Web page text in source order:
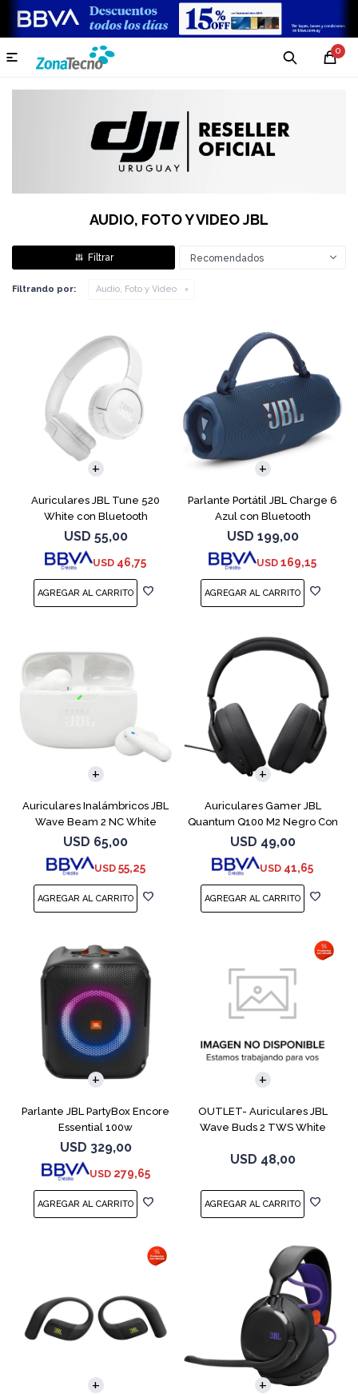
0

AUDIO, FOTO Y VIDEO JBL
Recomendados
Filtrando por: Audio, Foto y Video
Auriculares JBL Tune 520
White con Bluetooth
USD 55,00
USD 46,75
Parlante Portátil JBL Charge 6
Azul con Bluetooth
USD 199,00
USD 169,15
Auriculares Inalámbricos JBL
Wave Beam 2 NC White
USD 65,00
USD 55,25
Auriculares Gamer JBL
Quantum Q100 M2 Negro Con
Micrófono
USD 49,00
USD 41,65
Parlante JBL PartyBox Encore
Essential 100w
USD 329,00
USD 279,65
OUTLET- Auriculares JBL
Wave Buds 2 TWS White
USD 48,00